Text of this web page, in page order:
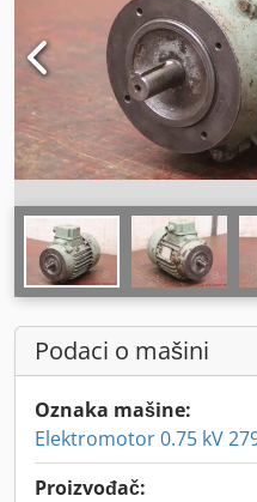
Podaci o mašini
Oznaka mašine:
Elektromotor 0.75 kV
Proizvođač: